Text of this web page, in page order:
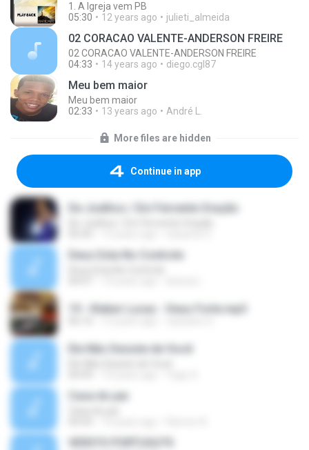
1. A Igreja vem PB
05:30
12 years ago julieti_almeida
02 CORACAO VALENTE-ANDERSON FREIRE
02 CORACAO VALENTE-ANDERSON FREIRE
04:33
14 years ago diego.cgl87
Meu bem maior
Meu bem maior
02:33
13 years ago André L.
More files are hidden
Continue in app
De Joelhos / Em Fervente Oração
Deus Esta No Controle
19 - Kleber Lucas - Deus Forte.mp3
Ele Não Desiste de Você
Casa do pai